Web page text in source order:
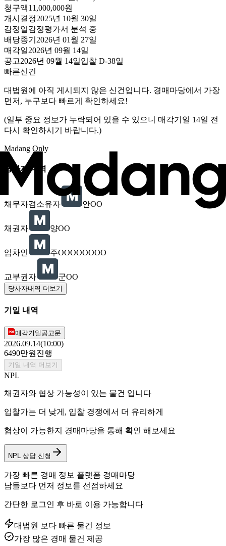
청구액11,000,000원
개시결정2025년 10월 30일
감정일감정평가서 분석 중
배당종기 2026년 01월 27일
매각일2026년 09월 14일
공고2026년 09월 14일입찰 D-38일
빠른신건
대법원에 아직 게시되지 않은 신건입니다. 경매마당에서 가장
먼저, 누구보다 빠르게 확인하세요!
(일부 중요 정보가 누락되어 있을 수 있으니 매각기일 14일 전
다시 확인하시기 바랍니다.)
Madang Only
당사자 내역
채무자겸소유자 안OO
채권자 양OO
임차인 주OOOOOOOO
교부권자 군OO
당사자내역 더보기
기일 내역
매각기일공고문
2026.09.14(10:00)
6490만원 진행
기일 내역 더보기
NPL
채권자와 협상 가능성이 있는 물건 입니다
입찰가는 더 낮게, 입찰 경쟁에서 더 유리하게
협상이 가능한지 경매마당을 통해 확인 해보세요
NPL 상담 신청
가장 빠른 경매 정보 플랫폼 경매마당
남들보다 먼저 정보를 선점하세요
간단한 로그인 후 바로 이용 가능합니다
대법원 보다 빠른 물건 정보
가장 많은 경매 물건 제공